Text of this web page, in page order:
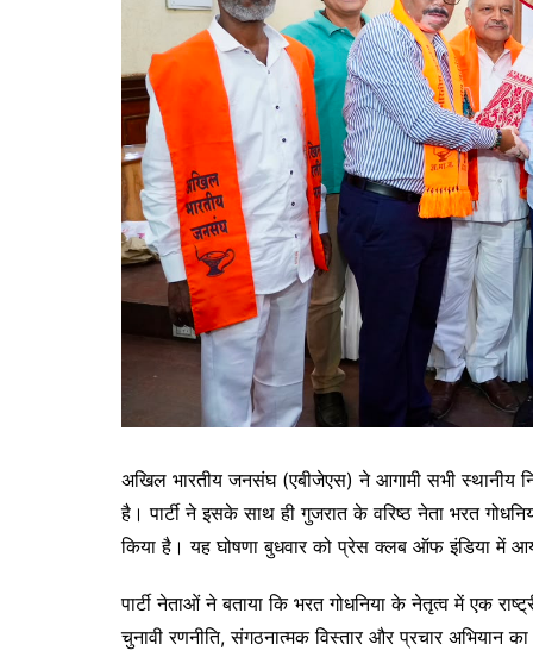
अखिल भारतीय जनसंघ (एबीजेएस) ने आगामी सभी स्थानीय
है। पार्टी ने इसके साथ ही गुजरात के वरिष्ठ नेता भरत
किया है। यह घोषणा बुधवार को प्रेस क्लब ऑफ इंडिया में
पार्टी नेताओं ने बताया कि भरत गोधनिया के नेतृत्व में एक
चुनावी रणनीति, संगठनात्मक विस्तार और प्रचार अभियान